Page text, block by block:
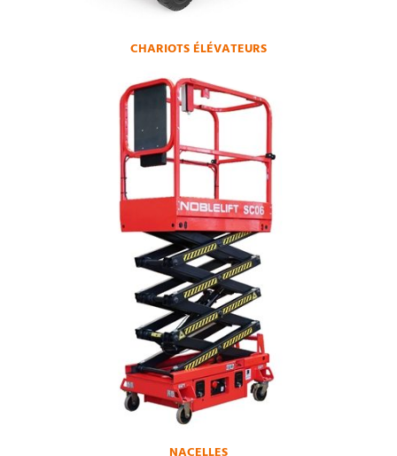
CHARIOTS ÉLÉVATEURS